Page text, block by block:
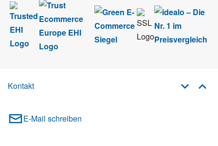
Kontakt
E-Mail schreiben